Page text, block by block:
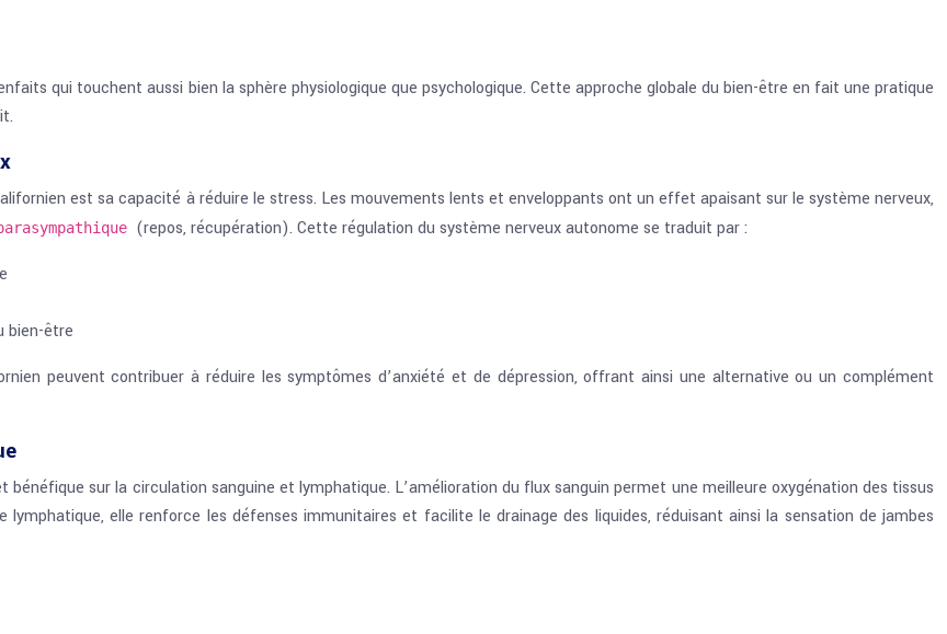
qui touchent aussi bien la sphère physiologique que psychologique. Cette approche globale du bien-être en fait une pratique
est sa capacité à réduire le stress. Les mouvements lents et enveloppants ont un effet apaisant sur le système nerveux,
(repos, récupération). Cette régulation du système nerveux autonome se traduit par :
bien-être
peuvent contribuer à réduire les symptômes d’anxiété et de dépression, offrant ainsi une alternative ou un complément
sur la circulation sanguine et lymphatique. L’amélioration du flux sanguin permet une meilleure oxygénation des tissus
elle renforce les défenses immunitaires et facilite le drainage des liquides, réduisant ainsi la sensation de jambes